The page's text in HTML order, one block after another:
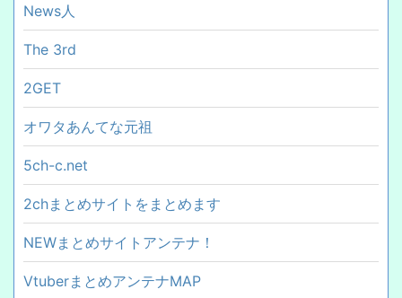
News人
The 3rd
2GET
オワタあんてな元祖
5ch-c.net
2chまとめサイトをまとめます
NEWまとめサイトアンテナ！
VtuberまとめアンテナMAP